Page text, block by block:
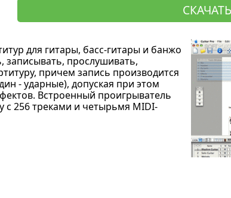
СКАЧАТЬ
для гитары, басс-гитары и банжо
записывать, прослушивать,
причем запись производится
- ударные), допуская при этом
Встроенный проигрыватель
256 треками и четырьмя MIDI-